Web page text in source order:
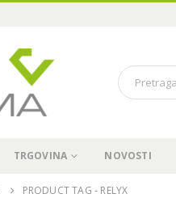
TRGOVINA NOVOSTI
PRODUCT TAG - RELYX